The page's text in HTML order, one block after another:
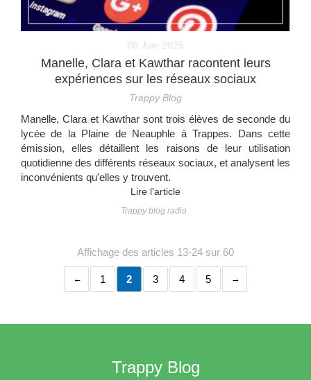
06 Juin 2025
Manelle, Clara et Kawthar racontent leurs
expériences sur les réseaux sociaux
Trappy Blog
Manelle, Clara et Kawthar sont trois élèves de seconde du
lycée de la Plaine de Neauphle à Trappes. Dans cette
émission, elles détaillent les raisons de leur utilisation
quotidienne des différents réseaux sociaux, et analysent les
inconvénients qu'elles y trouvent.
Lire l'article
Trappy blog radio
Affichage des articles 13-24 sur 60
1 2 3 4 5
Trappy Blog